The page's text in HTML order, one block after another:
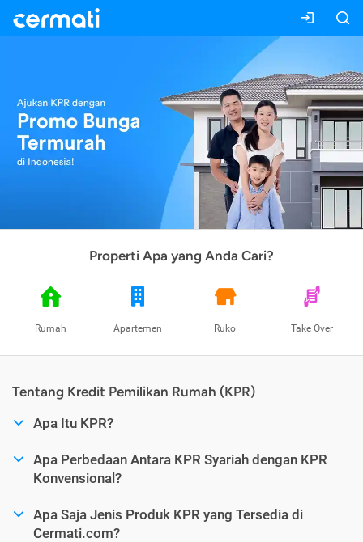
Properti Apa yang Anda Cari?
Rumah Apartemen Ruko Take Over
Tentang Kredit Pemilikan Rumah (KPR)
Apa Itu KPR?
Apa Perbedaan Antara KPR Syariah dengan KPR
Konvensional?
Apa Saja Jenis Produk KPR yang Tersedia di
Cermati.com?